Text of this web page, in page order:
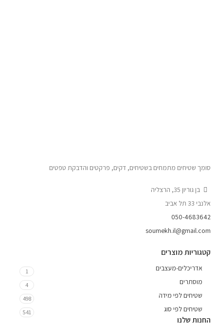
סומך שטיחים מתמחים בשטיחים, דקים, פרקטים והדבקת טפטים
בן גוריון 35, הרצליה
אלנבי 33 תל אביב
050-4683642
soumekh.il@gmail.com
קטגוריות מוצרים
אדריכלים-מעצבים 1
מוסתרים 4
שטיחים לפי מידה 498
שטיחים לפי סוג 541
החנות שלנו